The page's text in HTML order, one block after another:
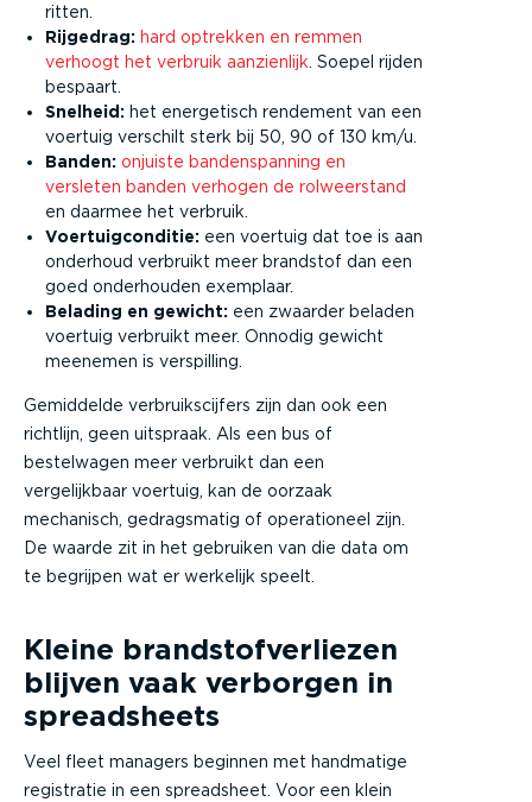
ritten.
Rijgedrag: hard optrekken en remmen
verhoogt het verbruik aanzienlijk. Soepel rijden
bespaart.
Snelheid:het energetisch rendement van een
voertuig verschilt sterk bij 50, 90 of 130 km/u.
Banden: onjuiste bandenspanning en
versleten banden verhogen de rolweerstand
en daarmee het verbruik.
Voertuigconditie:een voertuig dat toe is aan
onderhoud verbruikt meer brandstof dan een
goed onderhouden exemplaar.
Belading en gewicht:een zwaarder beladen
voertuig verbruikt meer. Onnodig gewicht
meenemen is verspilling.
Gemiddelde verbruikscijfers zijn dan ook een
richtlijn, geen uitspraak. Als een bus of
bestelwagen meer verbruikt dan een
vergelijkbaar voertuig, kan de oorzaak
mechanisch, gedragsmatig of operationeel zijn.
De waarde zit in het gebruiken van die data om
te begrijpen wat er werkelijk speelt.
Kleine brandstofverliezen
blijven vaak verborgen in
spreadsheets
Veel fleet managers beginnen met handmatige
registratie in een spreadsheet. Voor een klein